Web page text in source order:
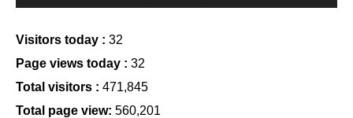
Visitors today : 32
Page views today : 32
Total visitors : 471,845
Total page view: 560,201